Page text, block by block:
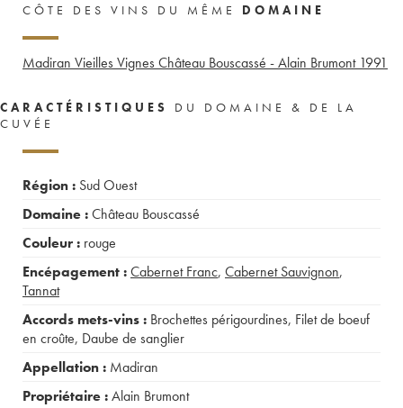
CÔTE DES VINS DU MÊME DOMAINE
Madiran Vieilles Vignes Château Bouscassé - Alain Brumont 1991
CARACTÉRISTIQUES
DU DOMAINE & DE LA
CUVÉE
Région : Sud Ouest
Domaine :Château Bouscassé
Couleur : rouge
Encépagement :Cabernet Franc, Cabernet Sauvignon,
Tannat
Accords mets-vins : Brochettes périgourdines, Filet de boeuf
en croûte, Daube de sanglier
Appellation : Madiran
Propriétaire :Alain Brumont